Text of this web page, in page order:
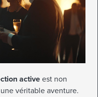
activeest non
véritable aventure.